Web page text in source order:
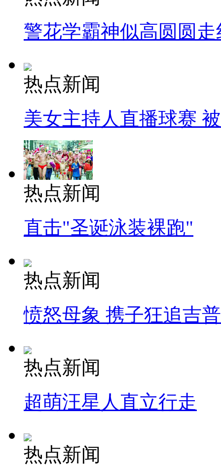
警花学霸神似高圆圆走
热点新闻
美女主持人直播球赛
热点新闻
直击"圣诞泳装裸跑"
热点新闻
愤怒母象 携子狂追吉
热点新闻
超萌汪星人直立行走
热点新闻